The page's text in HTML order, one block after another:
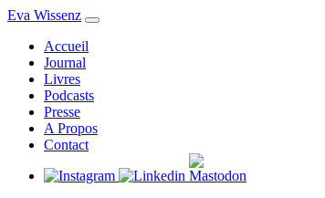
Eva Wissenz
Accueil
Journal
Livres
Podcasts
Presse
A Propos
Contact